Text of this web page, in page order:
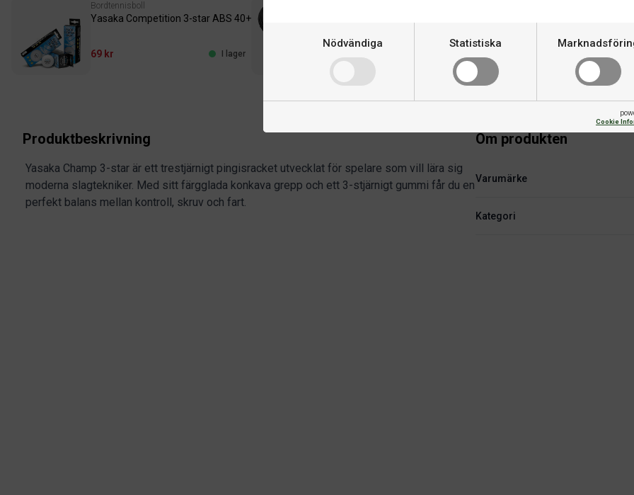
Nödvändiga Statistiska
Cookie
Bordtennisboll
Yasaka Competition 3-star ABS 40+
69 kr I lager
Produktbeskrivning
Yasaka Champ 3-star är ett trestjärnigt pingisracket utvecklat för spelare som vill lära sig
moderna slagtekniker. Med sitt färgglada konkava grepp och ett 3-stjärnigt gummi får du en
perfekt balans mellan kontroll, skruv och fart.
Om produkten
Varumärke
Kategori